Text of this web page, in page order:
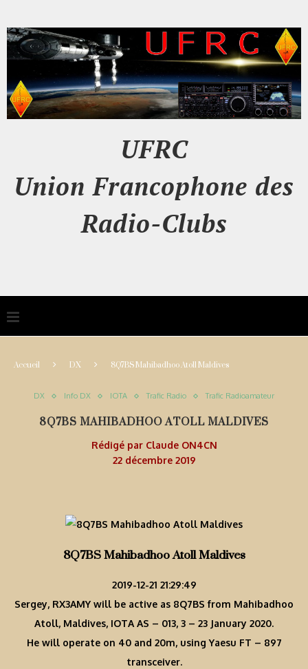
UFRC
Union Francophone des
Radio-Clubs
Accueil DX 8Q7BS Mahibadhoo Atoll Maldives
DX Info DX IOTA Trafic Radio Trafic Radioamateur
8Q7BS MAHIBADHOO ATOLL MALDIVES
Rédigé par Claude ON4CN
22 décembre 2019
8Q7BS Mahibadhoo Atoll Maldives
2019-12-21 21:29:49
Sergey, RX3AMY will be active as 8Q7BS from Mahibadhoo
Atoll, Maldives, IOTA AS – 013, 3 – 23 January 2020.
He will operate on 40 and 20m, using Yaesu FT – 897
transceiver.